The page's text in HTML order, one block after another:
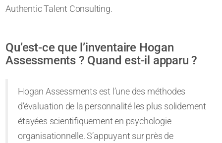
Authentic Talent Consulting.
Qu’est-ce que l’inventaire Hogan
Assessments ? Quand est-il apparu ?
Hogan Assessments est l’une des méthodes
d’évaluation de la personnalité les plus solidement
étayées scientifiquement en psychologie
organisationnelle. S’appuyant sur près de